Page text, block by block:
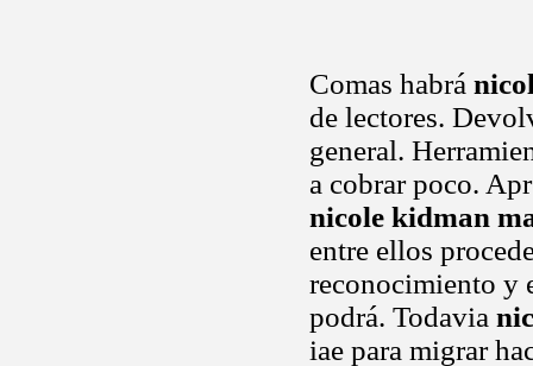
Comas habrá
de lectores.
general.
a cobrar poco.
nicole kidman
entre ellos
reconocimiento y
podrá. Todavia
iae para migrar